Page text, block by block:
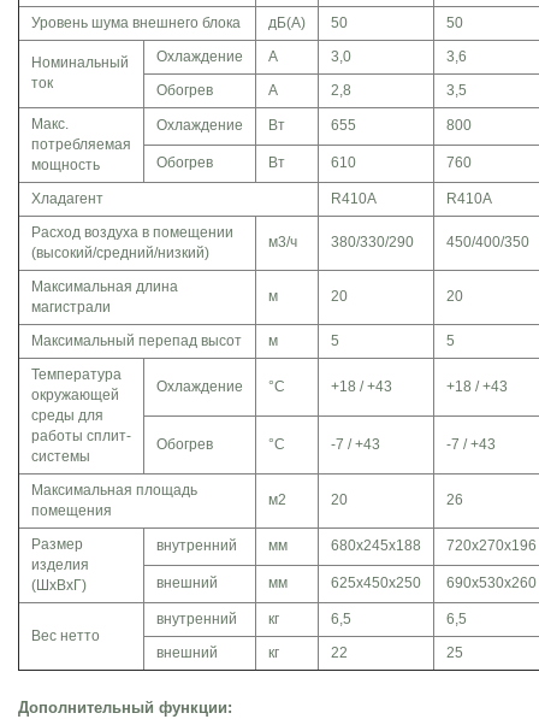
Уровень шума внешнего блока дБ(A) 50 50
Номинальный
ток
Охлаждение A 3,0
3,6
Обогрев
A 2,8
3,5
Макс.
потребляемая
мощность
Охлаждение Вт 655 800
Обогрев Вт 610 760
Хладагент R410A
R410A
Расход воздуха в помещении
(высокий/средний/низкий)
м3/ч 380/330/290 450/400/350
Максимальная длина
магистрали
м 20 20
Максимальный перепад высот м 5
5
Температура
окружающей
среды для
работы сплит-
системы
Охлаждение °C +18 / +43 +18 / +43
Обогрев °C -7 / +43 -7 / +43
Максимальная площадь
помещения
м2 20 26
Размер
изделия
(ШхВхГ)
внутренний мм 680x245x188 720х270х196
внешний мм 625x450x250 690x530x260
Вес нетто
внутренний кг 6,5
6,5
внешний
кг 22 25
Дополнительный функции: